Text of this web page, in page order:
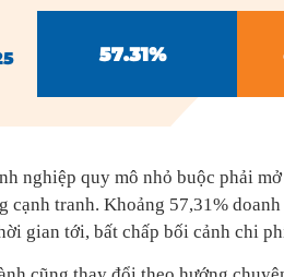
nghiệp quy mô nhỏ buộc phải
cạnh tranh. Khoảng 57,31%
gian tới, bất chấp bối cảnh chi